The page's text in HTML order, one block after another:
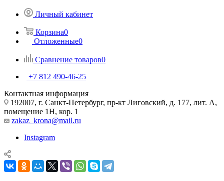
Личный кабинет
Корзина0
Отложенные0
Сравнение товаров0
+7 812 490-46-25
Контактная информация
192007, г. Санкт-Петербург, пр-кт Лиговский, д. 177, лит. А,
помещение 1Н, кор. 1
zakaz_krona@mail.ru
Instagram